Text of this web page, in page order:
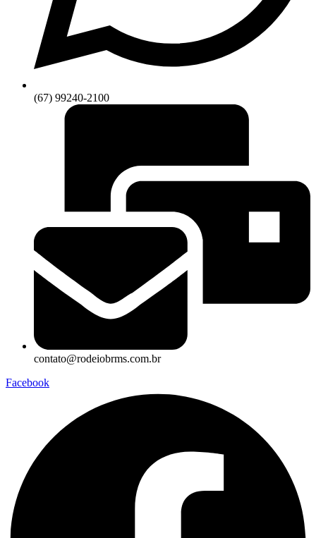
(67) 99240-2100
contato@rodeiobrms.com.br
Facebook